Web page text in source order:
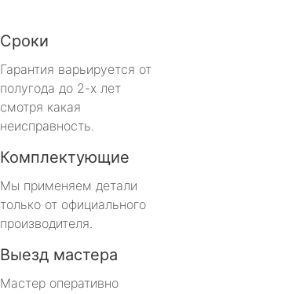
Сроки
Гарантия варьируется от
полугода до 2-х лет
смотря какая
неисправность.
Комплектующие
Мы применяем детали
только от официального
производителя.
Выезд мастера
Мастер оперативно